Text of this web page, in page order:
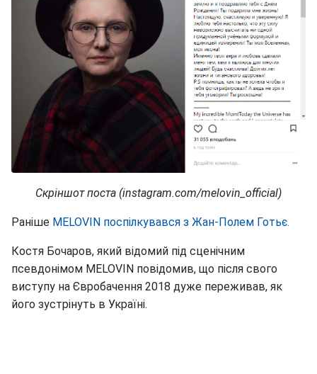
Скріншот поста (instagram.com/melovin_official)
Раніше MELOVIN поспілкувався з Жан-Полем Готьє.
Костя Бочаров, який відомий під сценічним
псевдонімом MELOVIN повідомив, що після свого
виступу на Євробачення 2018 дуже переживав, як
його зустрінуть в Україні.